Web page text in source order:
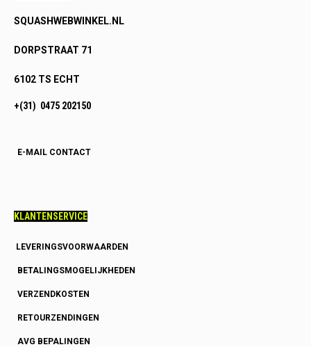
SQUASHWEBWINKEL.NL
DORPSTRAAT 71
6102 TS ECHT
+(31) 0475 202150
E-MAIL CONTACT
KLANTENSERVICE
LEVERINGSVOORWAARDEN
BETALINGSMOGELIJKHEDEN
VERZENDKOSTEN
RETOURZENDINGEN
AVG BEPALINGEN